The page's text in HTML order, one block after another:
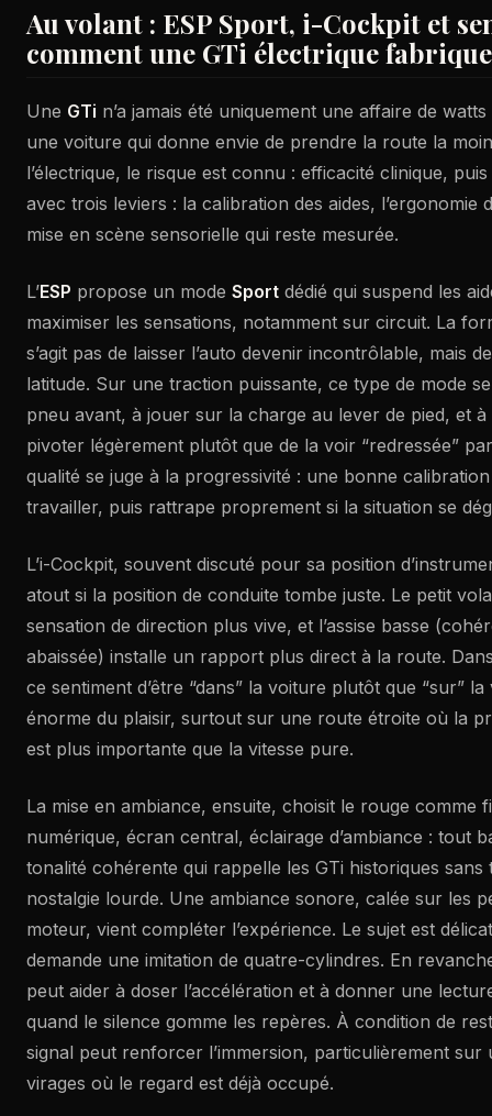
Au volant : ESP Sport, i-Cockpit et
comment une GTi électrique
Une GTi n’a jamais été uniquement une affaire de
une voiture qui donne envie de prendre la route la
l’électrique, le risque est connu : efficacité clinique,
avec trois leviers : la calibration des aides, l’ergonomie
mise en scène sensorielle qui reste mesurée.
L’ESP propose un mode Sport dédié qui suspend les
maximiser les sensations, notamment sur circuit. La
s’agit pas de laisser l’auto devenir incontrôlable, mais
latitude. Sur une traction puissante, ce type de mode
pneu avant, à jouer sur la charge au lever de pied, et
pivoter légèrement plutôt que de la voir “redressée”
qualité se juge à la progressivité : une bonne
travailler, puis rattrape proprement si la situation se
L’i-Cockpit, souvent discuté pour sa position
atout si la position de conduite tombe juste. Le petit
sensation de direction plus vive, et l’assise basse
abaissée) installe un rapport plus direct à la route.
ce sentiment d’être “dans” la voiture plutôt que “sur”
énorme du plaisir, surtout sur une route étroite où la
est plus importante que la vitesse pure.
La mise en ambiance, ensuite, choisit le rouge comme
numérique, écran central, éclairage d’ambiance : tout
tonalité cohérente qui rappelle les GTi historiques sans
nostalgie lourde. Une ambiance sonore, calée sur les
moteur, vient compléter l’expérience. Le sujet est
demande une imitation de quatre-cylindres. En
peut aider à doser l’accélération et à donner une
quand le silence gomme les repères. À condition de
signal peut renforcer l’immersion, particulièrement sur
virages où le regard est déjà occupé.